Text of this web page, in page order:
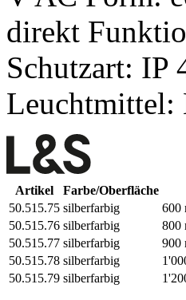
direkt
Schutzart: IP
Leuchtmittel:
Artikel Farbe/Oberfläche
50.515.75 silberfarbig 600
50.515.76 silberfarbig 800
50.515.77 silberfarbig 900
50.515.78 silberfarbig
50.515.79 silberfarbig